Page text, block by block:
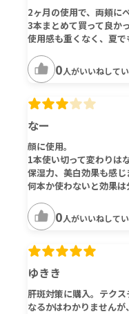
2ヶ月の使用で、両頬に
3本まとめて買って良か
使用感も重くなく、夏
0人がいいねして
なー
顔に使用。
1本使い切って変わりはな
保湿力、美白効果も感じ
何本か使わないと効果は
0人がいいねして
ゆきき
肝斑対策に購入。テク
なるかはわかりませんが